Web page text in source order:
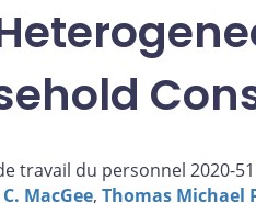
travail du personnel 2020-
MacGee, Thomas Michael